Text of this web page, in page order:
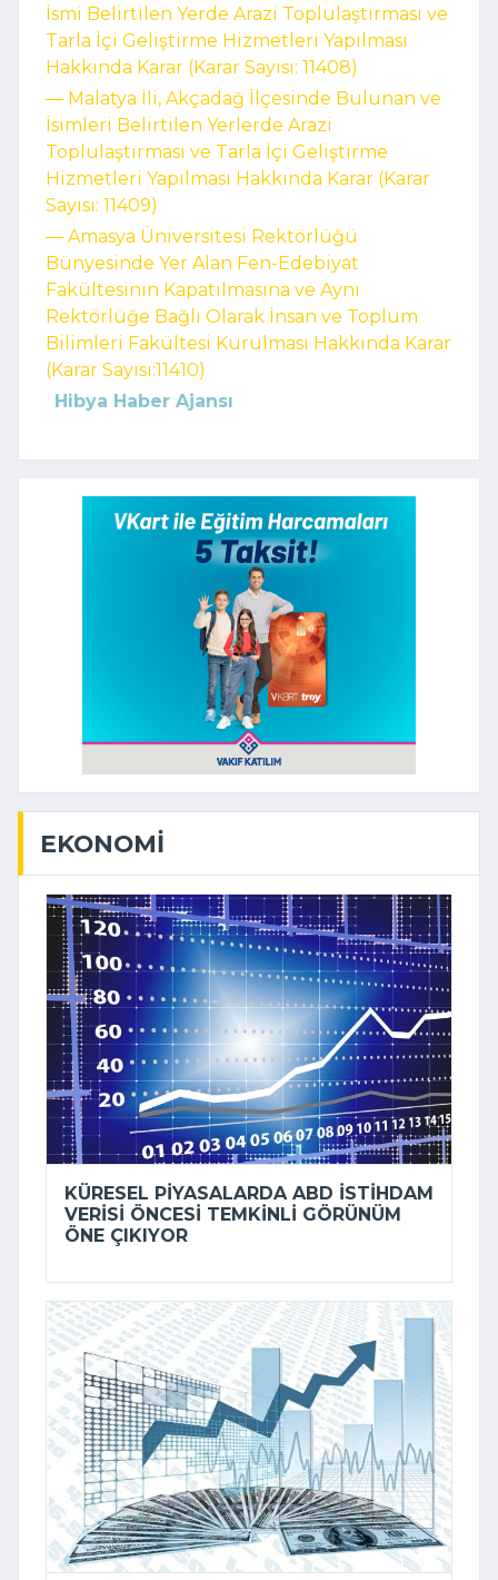
İsmi Belirtilen Yerde Arazi Toplulaştırması ve
Tarla İçi Geliştirme Hizmetleri Yapılması
Hakkında Karar (Karar Sayısı: 11408)
–– Malatya İli, Akçadağ İlçesinde Bulunan ve
İsimleri Belirtilen Yerlerde Arazi
Toplulaştırması ve Tarla İçi Geliştirme
Hizmetleri Yapılması Hakkında Karar (Karar
Sayısı: 11409)
–– Amasya Üniversitesi Rektörlüğü
Bünyesinde Yer Alan Fen-Edebiyat
Fakültesinin Kapatılmasına ve Aynı
Rektörlüğe Bağlı Olarak İnsan ve Toplum
Bilimleri Fakültesi Kurulması Hakkında Karar
(Karar Sayısı:11410)
Hibya Haber Ajansı
EKONOMI
KÜRESEL PIYASALARDA ABD ISTIHDAM
VERISI ÖNCESI TEMKINLI GÖRÜNÜM
ÖNE ÇIKIYOR